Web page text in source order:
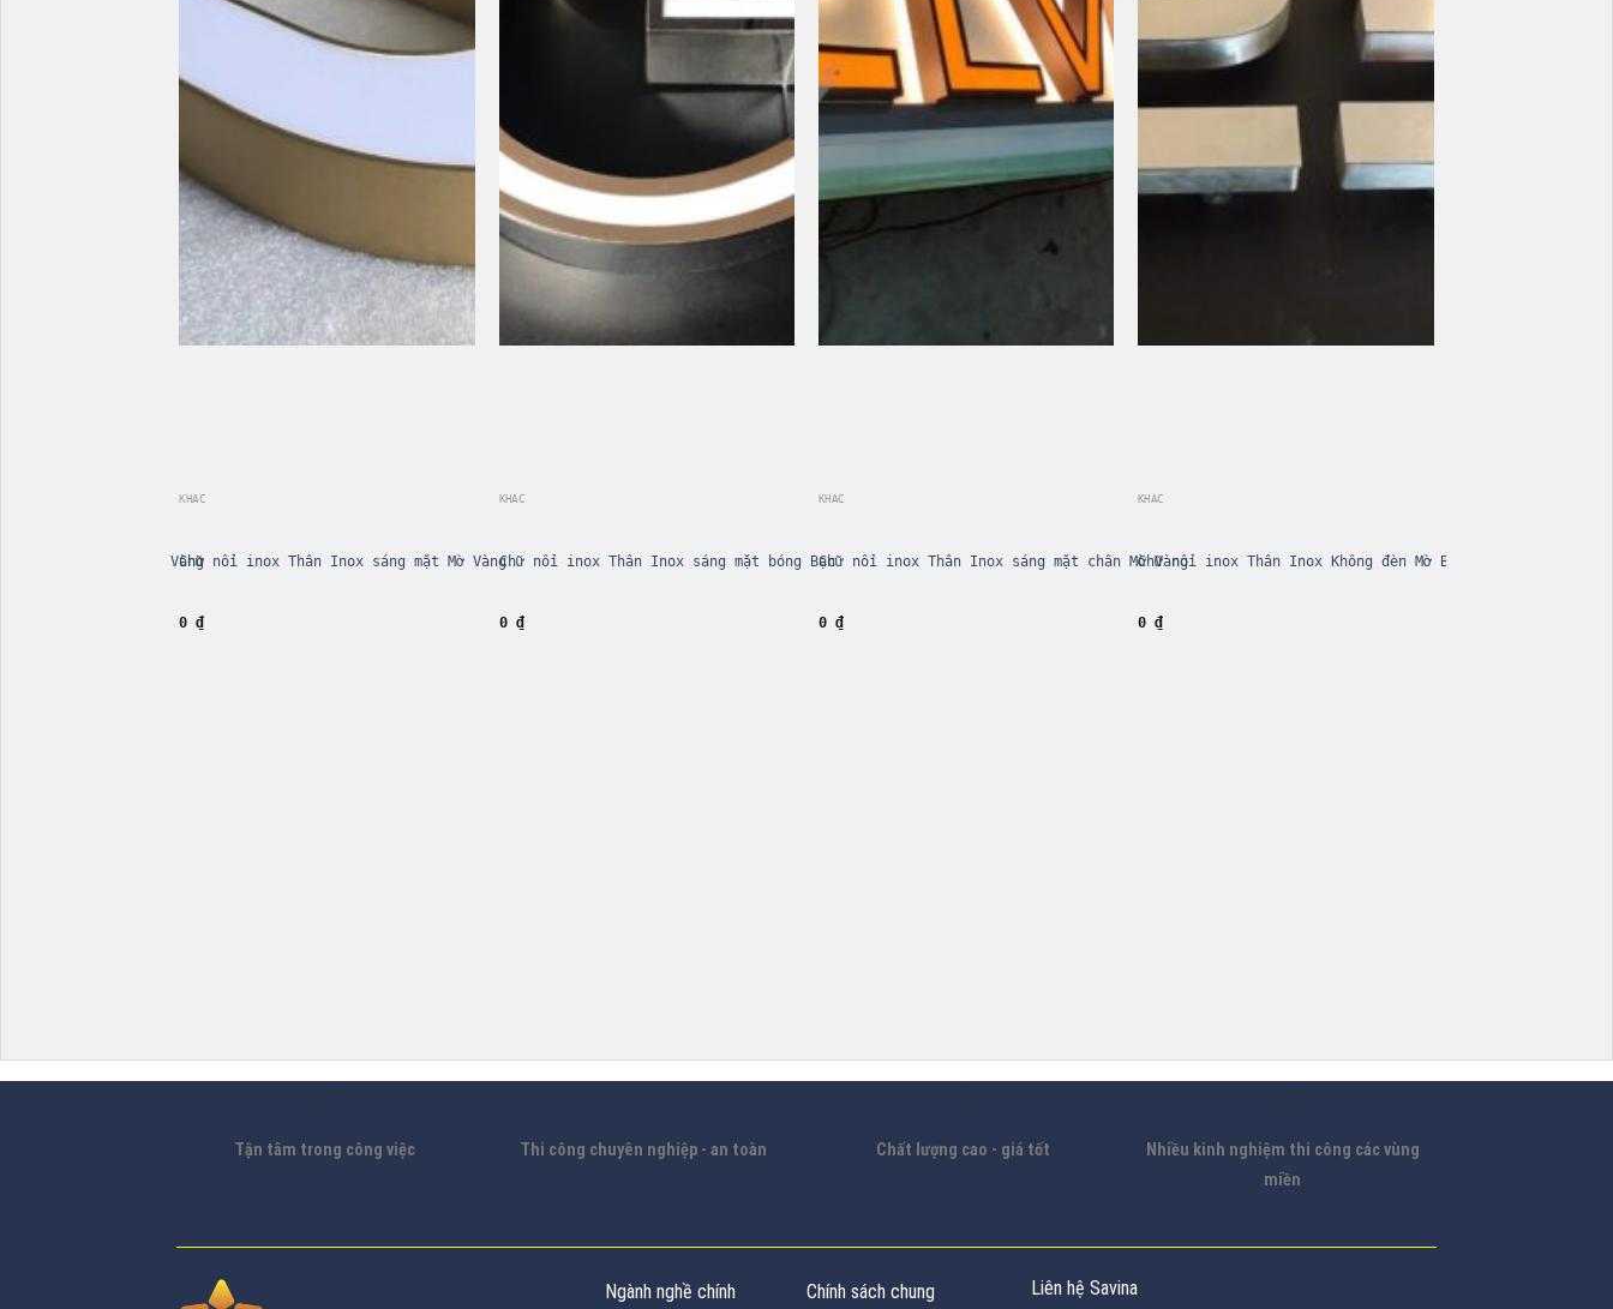
KHÁC
Chữ nổi inox Thân Inox sáng mặt Mờ Vàng
0₫
KHÁC
Chữ nổi inox Thân Inox sáng mặt bóng Bạc
0 ₫
KHÁC
Chữ nổi inox Thân Inox sáng mặt chân Mờ Vàng
0 ₫
KHÁC
Chữ nổi inox Thân Inox Không đèn Mờ Bạc
0₫
sáng mặt Xước Vàng
Tận tâm trong công việc Thi công chuyên nghiệp - an toàn Chất lượng cao - giá tốt
Nhiều kinh nghiệm thi công các vùng
miền
Ngành nghề chính Chính sách chung Liên hệ Savina